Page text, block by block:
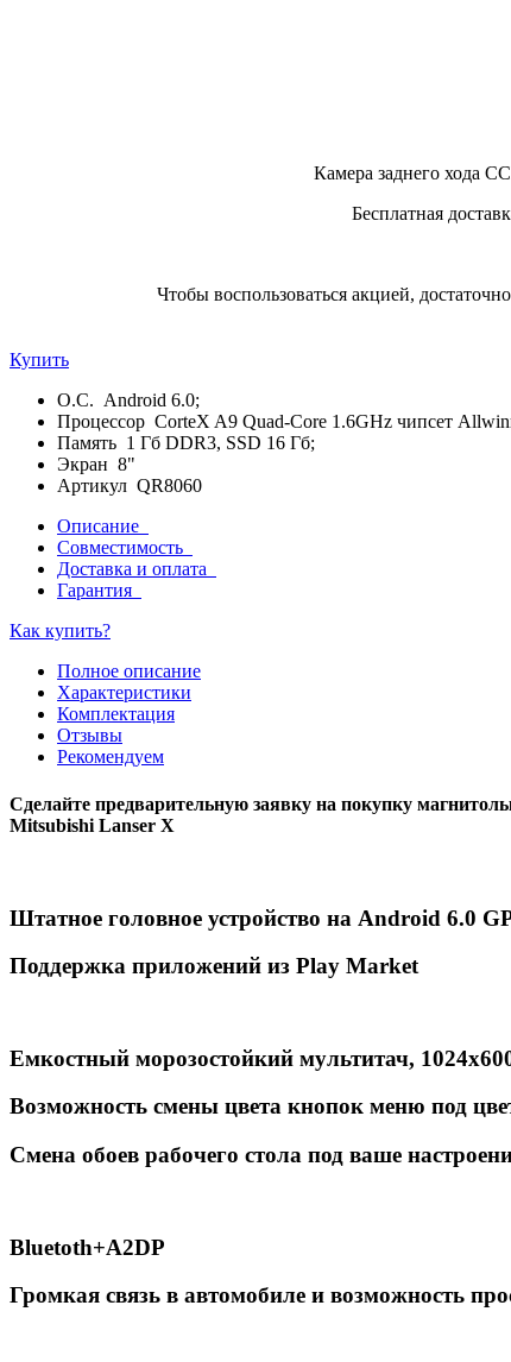
Камера заднего хода
Бесплатная
Чтобы воспользоваться акцией,
Купить
О.С. Android 6.0;
Процессор CorteX A9 Quad-Core 1.6GHz чипсет
Память 1 Гб DDR3, SSD 16 Гб;
Экран 8"
Артикул QR8060
Описание
Совместимость
Доставка и оплата
Гарантия
Как купить?
Полное описание
Характеристики
Комплектация
Отзывы
Рекомендуем
Сделайте предварительную заявку на покупку
Mitsubishi Lanser X
Штатное головное устройство на Android 6.0
Поддержка приложений из Play Market
Емкостный морозостойкий мультитач,
Возможность смены цвета кнопок меню под
Смена обоев рабочего стола под ваше
Вluetoth+A2DP
Громкая связь в автомобиле и возможность